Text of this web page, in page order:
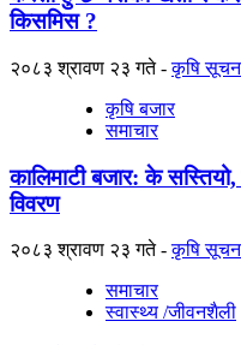
किसमिस ?
२०८३ श्रावण २३ गते
कृषि
कृषि बजार
समाचार
कालिमाटी बजार: के
विवरण
२०८३ श्रावण २३ गते
कृषि
समाचार
स्वास्थ्य /जीवनशैली